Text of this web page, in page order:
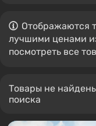
Отображаются
лучшими ценами
посмотреть все
Товары не
поиска